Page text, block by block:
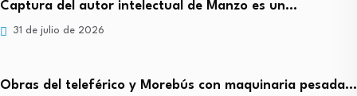
Captura del autor intelectual de Manzo es un…
31 de julio de 2026
Obras del teleférico y Morebús con maquinaria pesada…